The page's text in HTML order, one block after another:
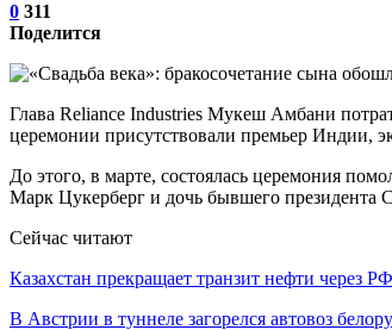
0 311
Поделится
Глава Reliance Industries Мукеш Амбани
церемонии присутствовали премьер Индии,
До этого, в марте, состоялась церемония
Марк Цукерберг и дочь бывшего
Сейчас читают
Казахстан прекращает транзит нефти через
В Австрии в туннеле загорелся автовоз